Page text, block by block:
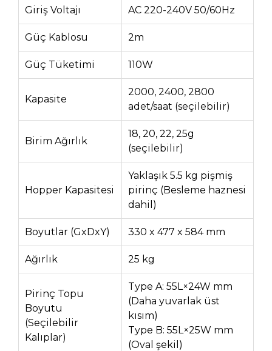
Giriş Voltajı AC 220-240V 50/60Hz
Güç Kablosu 2m
Güç Tüketimi 110W
Kapasite
2000, 2400, 2800
adet/saat (seçilebilir)
Birim Ağırlık
18, 20, 22, 25g
(seçilebilir)
Hopper Kapasitesi
Yaklaşık 5.5 kg pişmiş
pirinç (Besleme haznesi
dahil)
Boyutlar (GxDxY) 330 x 477 x 584 mm
Ağırlık 25 kg
Pirinç Topu
Boyutu
(Seçilebilir
Kalıplar)
Type A: 55L×24W mm
(Daha yuvarlak üst
kısım)
Type B: 55L×25W mm
(Oval şekil)